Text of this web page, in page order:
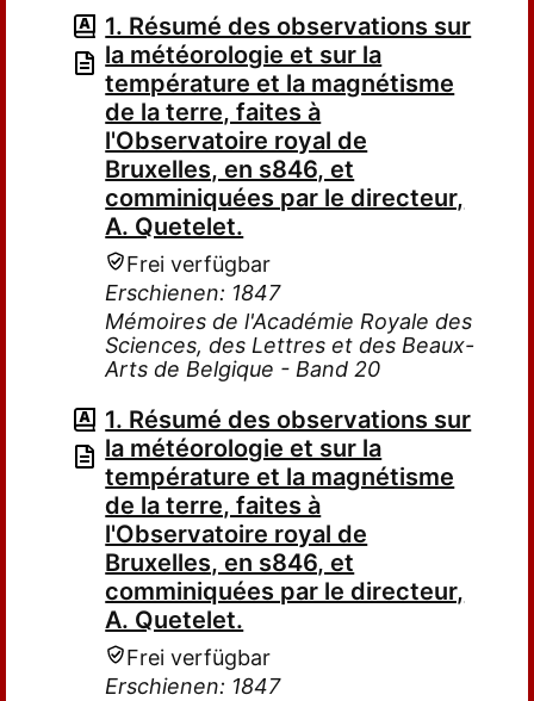
1. Résumé des observations sur
la météorologie et sur la
température et la magnétisme
de la terre, faites à
l'Observatoire royal de
Bruxelles, en s846, et
comminiquées par le directeur,
A. Quetelet.
Frei verfügbar
Erschienen: 1847
Mémoires de l'Académie Royale des
Sciences, des Lettres et des Beaux-
Arts de Belgique - Band 20
1. Résumé des observations sur
la météorologie et sur la
température et la magnétisme
de la terre, faites à
l'Observatoire royal de
Bruxelles, en s846, et
comminiquées par le directeur,
A. Quetelet.
Frei verfügbar
Erschienen: 1847